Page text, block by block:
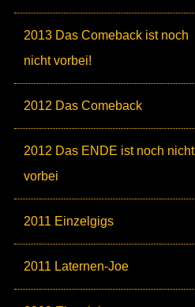
2013 Das Comeback ist noch
nicht vorbei!
2012 Das Comeback
2012 Das ENDE ist noch nicht
vorbei
2011 Einzelgigs
2011 Laternen-Joe